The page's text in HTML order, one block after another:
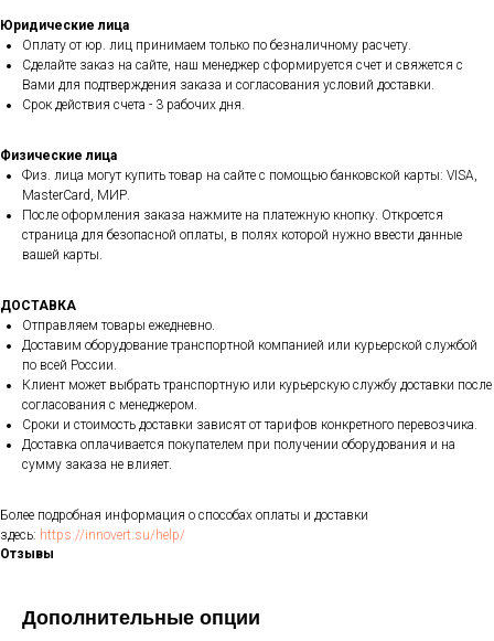
Юридические лица
Оплату от юр. лиц принимаем только по безналичному расчету.
Сделайте заказ на сайте, наш менеджер сформируется счет и свяжется с
Вами для подтверждения заказа и согласования условий доставки.
Срок действия счета - 3 рабочих дня.
Физические лица
Физ. лица могут купить товар на сайте с помощью банковской карты: VISA,
MasterCard, МИР.
После оформления заказа нажмите на платежную кнопку. Откроется
страница для безопасной оплаты, в полях которой нужно ввести данные
вашей карты.
ДОСТАВКА
Отправляем товары ежедневно.
Доставим оборудование транспортной компанией или курьерской службой
по всей России.
Клиент может выбрать транспортную или курьерскую службу доставки после
согласования с менеджером.
Сроки и стоимость доставки зависят от тарифов конкретного перевозчика.
Доставка оплачивается покупателем при получении оборудования и на
сумму заказа не влияет.
Более подробная информация о способах оплаты и доставки
здесь: https://innovert.su/help/
Отзывы
Дополнительные опции